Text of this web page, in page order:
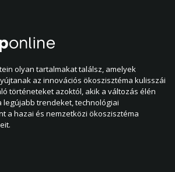
olyan tartalmakat találsz, amelyek
az innovációs ökoszisztéma kulisszái
történeteket azoktól, akik a változás élén
legújabb trendeket, technológiai
a hazai és nemzetközi ökoszisztéma